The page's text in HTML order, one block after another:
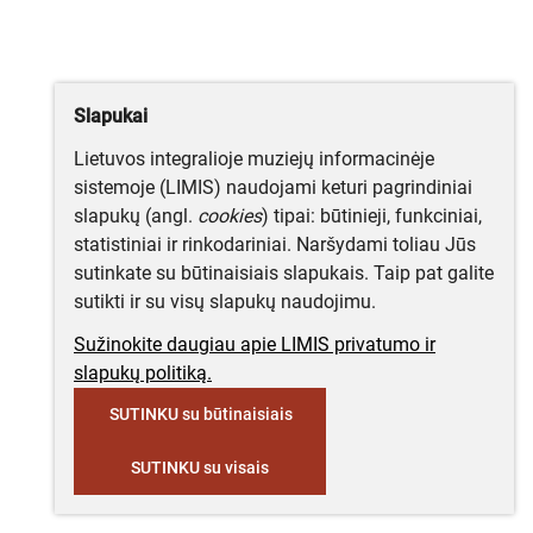
Slapukai
Lietuvos integralioje muziejų informacinėje
sistemoje (LIMIS) naudojami keturi pagrindiniai
slapukų (angl. cookies) tipai: būtinieji, funkciniai,
statistiniai ir rinkodariniai. Naršydami toliau Jūs
sutinkate su būtinaisiais slapukais. Taip pat galite
sutikti ir su visų slapukų naudojimu.
Sužinokite daugiau apie LIMIS privatumo ir
slapukų politiką.
SUTINKU su būtinaisiais
SUTINKU su visais